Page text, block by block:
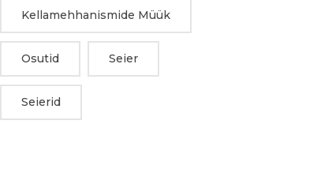
Kellamehhanismide Müük
Osutid Seier
Seierid